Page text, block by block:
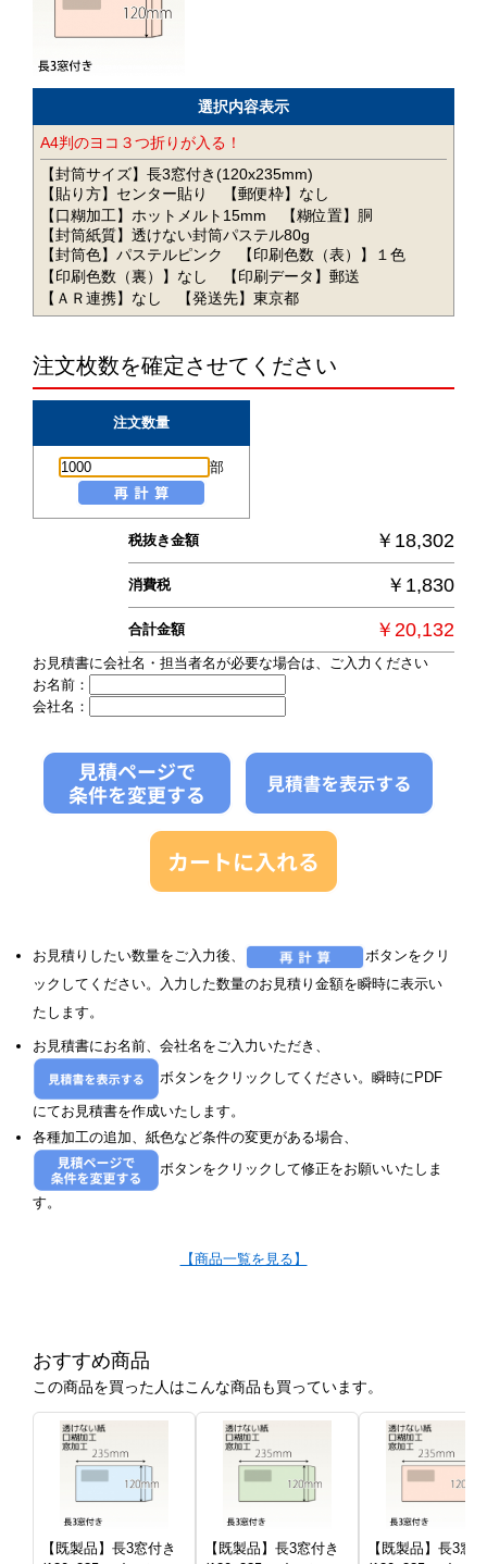
選択内容表示
A4判のヨコ３つ折りが入る！
【封筒サイズ】長3窓付き(120x235mm)
【貼り方】センター貼り
【郵便枠】なし
【口糊加工】ホットメルト15mm
【糊位置】胴
【封筒紙質】透けない封筒パステル80g
【封筒色】パステルピンク
【印刷色数（表）】１色
【印刷色数（裏）】なし
【印刷データ】郵送
【ＡＲ連携】なし
【発送先】東京都
注文枚数を確定させてください
注文数量
部
税抜き金額 ￥18,302
消費税 ￥1,830
合計金額 ￥20,132
お見積書に会社名・担当者名が必要な場合は、ご入力ください
お名前：
会社名：
お見積りしたい数量をご入力後、
ボタンをクリ
ックしてください。入力した数量のお見積り金額を瞬時に表示い
たします。
お見積書にお名前、会社名をご入力いただき、
ボタンをクリックしてください。瞬時にPDF
にてお見積書を作成いたします。
各種加工の追加、紙色など条件の変更がある場合、
ボタンをクリックして修正をお願いいたしま
す。
【商品一覧を見る】
おすすめ商品
この商品を買った人はこんな商品も買っています。
【既製品】長3窓付き
【既製品】長3窓付き
【既製品】長3窓